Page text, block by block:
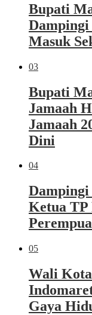
Bupati
Masuk
03
Bupati
Jamaah
Jamaah
Dini
04
Ketua
05
Wali
Gaya